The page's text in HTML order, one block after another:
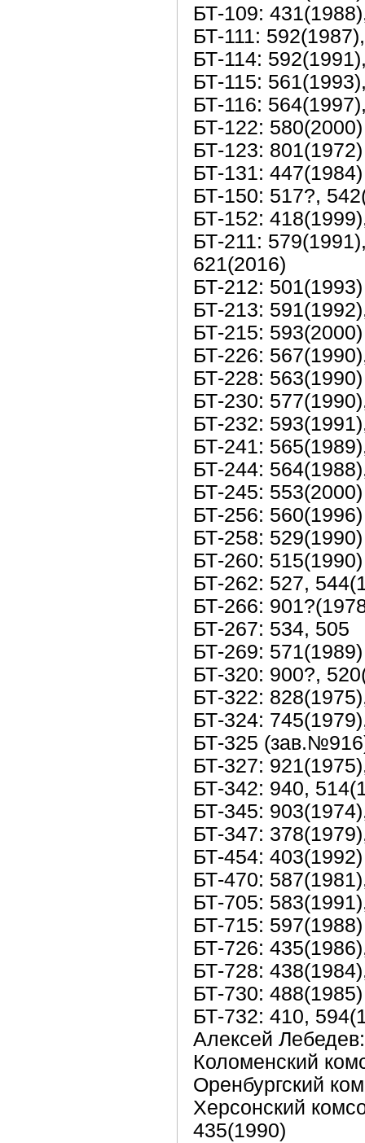
БТ-109:
БТ-111:
БТ-114:
БТ-115:
БТ-116:
БТ-122: 580(2000)
БТ-123: 801(1972)
БТ-131: 447(1984)
БТ-150: 517?,
БТ-152:
БТ-211:
621(2016)
БТ-212: 501(1993)
БТ-213:
БТ-215: 593(2000)
БТ-226:
БТ-228: 563(1990)
БТ-230:
БТ-232:
БТ-241:
БТ-244:
БТ-245: 553(2000)
БТ-256: 560(1996)
БТ-258: 529(1990)
БТ-260: 515(1990)
БТ-262: 527,
БТ-266:
БТ-267: 534, 505
БТ-269: 571(1989)
БТ-320: 900?,
БТ-322:
БТ-324:
БТ-325
БТ-327:
БТ-342: 940,
БТ-345:
БТ-347:
БТ-454: 403(1992)
БТ-470:
БТ-705:
БТ-715: 597(1988)
БТ-726:
БТ-728:
БТ-730: 488(1985)
БТ-732: 410,
Алексей
Коломенский
Оренбургский
Херсонский
435(1990)